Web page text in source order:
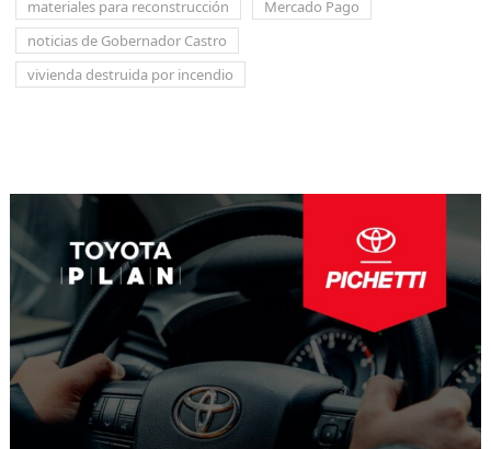
materiales para reconstrucción
Mercado Pago
noticias de Gobernador Castro
vivienda destruida por incendio
entradas